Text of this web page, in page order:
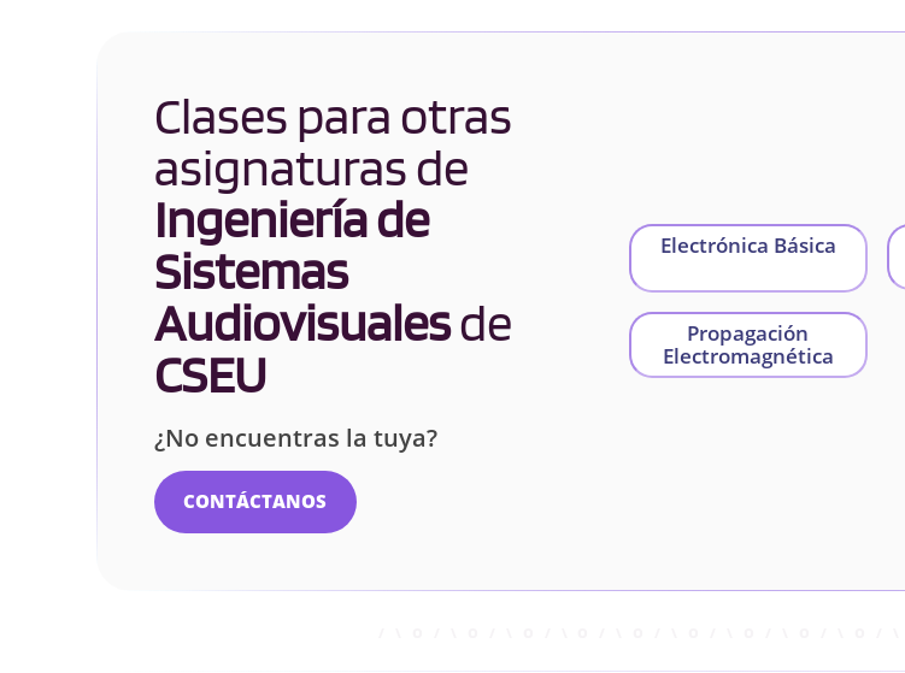
Clases para otras
asignaturas de
Ingeniería de
Sistemas
Audiovisualesde
CSEU
¿No encuentras la tuya?
CONTÁCTANOS
Electrónica Básica
Propagación
Electromagnética